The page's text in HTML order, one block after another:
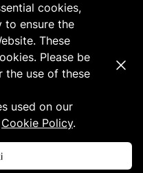
cookies,
to ensure the
These
Please be
the use of these
used on our
Cookie Policy.